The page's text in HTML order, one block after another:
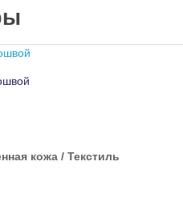
кожа / Текстиль